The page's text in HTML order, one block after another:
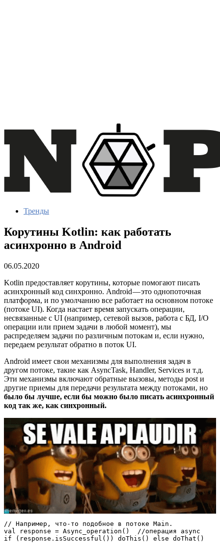
Тренды
Корутины Kotlin: как работать
асинхронно в Android
06.05.2020
Kotlin предоставляет корутины, которые помогают писать
асинхронный код синхронно. Android — это однопоточная
платформа, и по умолчанию все работает на основном потоке
(потоке UI). Когда настает время запускать операции,
несвязанные с UI (например, сетевой вызов, работа с БД, I/O
операции или прием задачи в любой момент), мы
распределяем задачи по различным потокам и, если нужно,
передаем результат обратно в поток UI.
Android имеет свои механизмы для выполнения задач в
другом потоке, такие как AsyncTask, Handler, Services и т.д.
Эти механизмы включают обратные вызовы, методы post и
другие приемы для передачи результата между потоками, но
было бы лучше, если бы можно было писать асинхронный
код так же, как синхронный.
// Например, что-то подобное в потоке Main.
val response = Async_operation()  //операция async
if (response.isSuccessful()) doThis() else doThat()